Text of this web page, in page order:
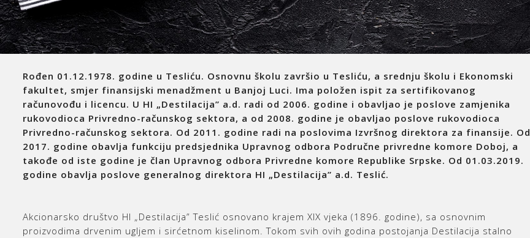
Rođen 01.12.1978. godine u Tesliću. Osnovnu školu završio u Tesliću, a srednju školu i Ekonomski
fakultet, smjer finansijski menadžment u Banjoj Luci. Ima položen ispit za sertifikovanog
računovođu i licencu. U HI „Destilacija” a.d. radi od 2006. godine i obavljao je poslove zamjenika
rukovodioca Privredno-računskog sektora, a od 2008. godine je obavljao poslove rukovodioca
Privredno-računskog sektora. Od 2011. godine radi na poslovima Izvršnog direktora za finansije. Od
2017. godine obavlja funkciju predsjednika Upravnog odbora Područne privredne komore Doboj, a
takođe od iste godine je član Upravnog odbora Privredne komore Republike Srpske. Od 01.03.2019.
godine obavlja poslove generalnog direktora HI „Destilacija” a.d. Teslić.
Akcionarsko društvo HI „Destilacija” Teslić osnovano krajem XIX vjeka (1896. godine), sa osnovnim
proizvodima drvenim ugljem i sirćetnom kiselinom. Tokom svih ovih godina postojanja Destilacija stalno